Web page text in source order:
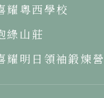
耀粵西學校
綠山莊
耀明日領袖鍛煉營